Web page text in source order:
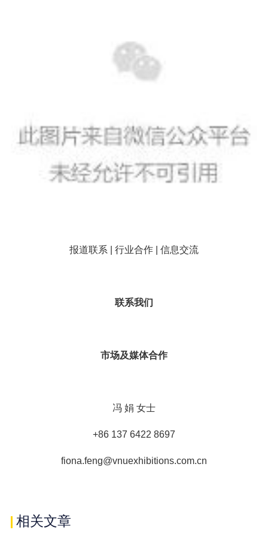
报道联系 | 行业合作 | 信息交流
联系我们
市场及媒体合作
冯 娟 女士
+86 137 6422 8697
fiona.feng@vnuexhibitions.com.cn
相关文章